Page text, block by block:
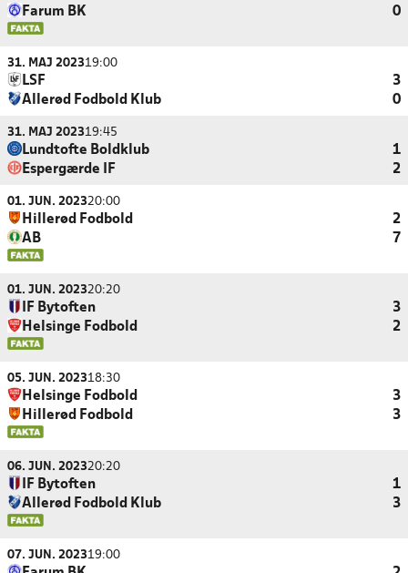
Farum BK
0
31. MAJ 202319:00
LSF
3
Allerød Fodbold Klub
0
31. MAJ 202319:45
Lundtofte Boldklub
1
Espergærde IF
2
01. JUN. 202320:00
Hillerød Fodbold
2
AB
7
01. JUN. 202320:20
IF Bytoften
3
Helsinge Fodbold
2
05. JUN. 202318:30
Helsinge Fodbold
3
Hillerød Fodbold
3
06. JUN. 202320:20
IF Bytoften
1
Allerød Fodbold Klub
3
07. JUN. 202319:00